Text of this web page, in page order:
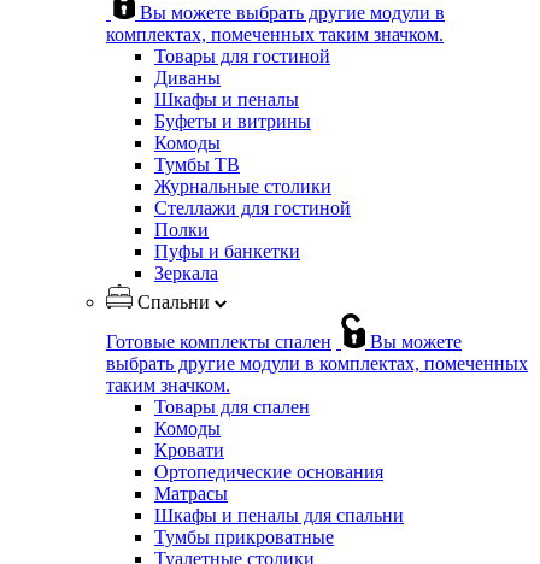
Вы можете выбрать другие модули в
комплектах, помеченных таким значком.
Товары для гостиной
Диваны
Шкафы и пеналы
Буфеты и витрины
Комоды
Тумбы ТВ
Журнальные столики
Стеллажи для гостиной
Полки
Пуфы и банкетки
Зеркала
Спальни
Готовые комплекты спален
Вы можете
выбрать другие модули в комплектах, помеченных
таким значком.
Товары для спален
Комоды
Кровати
Ортопедические основания
Матрасы
Шкафы и пеналы для спальни
Тумбы прикроватные
Туалетные столики